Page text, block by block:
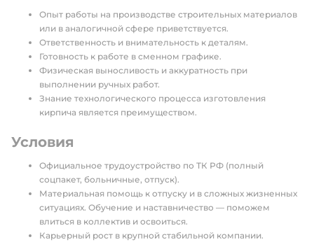
Опыт работы на производстве строительных материалов
или в аналогичной сфере приветствуется.
Ответственность и внимательность к деталям.
Готовность к работе в сменном графике.
Физическая выносливость и аккуратность при
выполнении ручных работ.
Знание технологического процесса изготовления
кирпича является преимуществом.
Условия
Официальное трудоустройство по ТК РФ (полный
соцпакет, больничные, отпуск).
Материальная помощь к отпуску и в сложных жизненных
ситуациях. Обучение и наставничество — поможем
влиться в коллектив и освоиться.
Карьерный рост в крупной стабильной компании.